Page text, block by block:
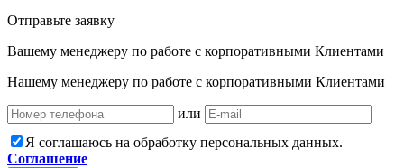
Отправьте заявку
Вашему менеджеру по работе с корпоративными Клиентами
Нашему менеджеру по работе с корпоративными Клиентами
или
Я соглашаюсь на обработку персональных данных.
Соглашение